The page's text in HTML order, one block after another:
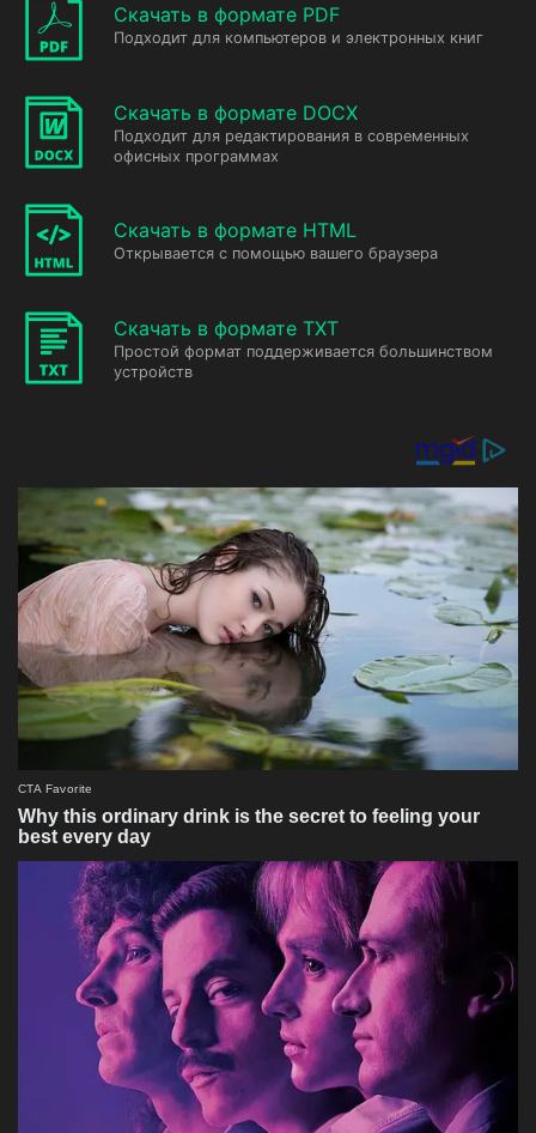
Скачать в формате PDF
Подходит для компьютеров и электронных книг
Скачать в формате DOCX
Подходит для редактирования в современных
офисных программах
Скачать в формате HTML
Открывается с помощью вашего браузера
Скачать в формате TXT
Простой формат поддерживается большинством
устройств